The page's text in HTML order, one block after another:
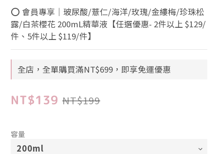
⭕ 會員專享｜玻尿酸/薏仁/海洋/玫瑰/金縷梅/珍珠松
露/白茶櫻花 200mL精華液【任選優惠- 2件以上 $129/
件、5件以上 $119/件】
全店，全單購買滿NT$699，即享免運優惠
NT$139 NT$199
容量